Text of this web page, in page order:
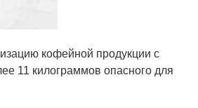
кофейной продукции с
11 килограммов опасного для